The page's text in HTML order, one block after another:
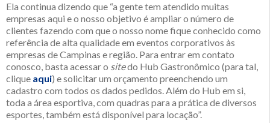
Ela continua dizendo que “a gente tem atendido muitas
empresas aqui e o nosso objetivo é ampliar o número de
clientes fazendo com que o nosso nome fique conhecido como
referência de alta qualidade em eventos corporativos às
empresas de Campinas e região. Para entrar em contato
conosco, basta acessar o sitedo Hub Gastronômico (para tal,
clique aqui) e solicitar um orçamento preenchendo um
cadastro com todos os dados pedidos. Além do Hub em si,
toda a área esportiva, com quadras para a prática de diversos
esportes, também está disponível para locação”.